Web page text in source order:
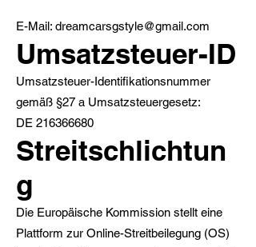
E-Mail: dreamcarsgstyle@gmail.com
Umsatzsteuer-ID
Umsatzsteuer-Identifikationsnummer
gemäß §27 a Umsatzsteuergesetz:
DE 216366680
Streitschlichtun
g
Die Europäische Kommission stellt eine
Plattform zur Online-Streitbeilegung (OS)